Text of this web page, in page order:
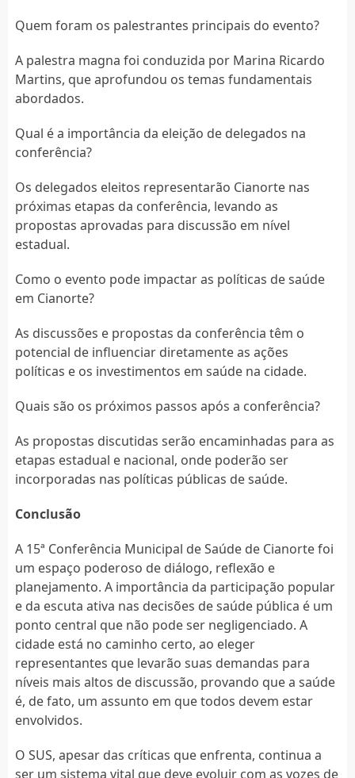
Quem foram os palestrantes principais do evento?
A palestra magna foi conduzida por Marina Ricardo
Martins, que aprofundou os temas fundamentais
abordados.
Qual é a importância da eleição de delegados na
conferência?
Os delegados eleitos representarão Cianorte nas
próximas etapas da conferência, levando as
propostas aprovadas para discussão em nível
estadual.
Como o evento pode impactar as políticas de saúde
em Cianorte?
As discussões e propostas da conferência têm o
potencial de influenciar diretamente as ações
políticas e os investimentos em saúde na cidade.
Quais são os próximos passos após a conferência?
As propostas discutidas serão encaminhadas para as
etapas estadual e nacional, onde poderão ser
incorporadas nas políticas públicas de saúde.
Conclusão
A 15ª Conferência Municipal de Saúde de Cianorte foi
um espaço poderoso de diálogo, reflexão e
planejamento. A importância da participação popular
e da escuta ativa nas decisões de saúde pública é um
ponto central que não pode ser negligenciado. A
cidade está no caminho certo, ao eleger
representantes que levarão suas demandas para
níveis mais altos de discussão, provando que a saúde
é, de fato, um assunto em que todos devem estar
envolvidos.
O SUS, apesar das críticas que enfrenta, continua a
ser um sistema vital que deve evoluir com as vozes de